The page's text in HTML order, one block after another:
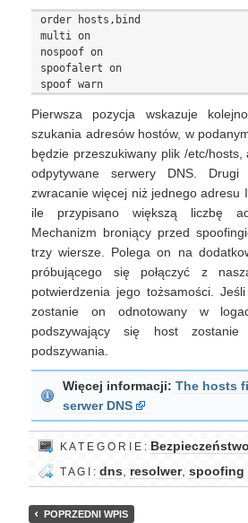
order hosts,bind
multi on
nospoof on
spoofalert on
Pierwsza pozycja wskazuje
szukania adresów hostów, w
będzie przeszukiwany plik /etc/
odpytywane serwery DNS.
zwracanie więcej niż jednego adresu
ile przypisano większą liczbę
Mechanizm broniący przed
trzy wiersze. Polega on na
próbującego się połączyć z
potwierdzenia jego tożsamości.
zostanie on odnotowany w
podszywający się host zostanie
podszywania.
Więcej informacji: The hosts
serwer DNS
K A T E G O R I E : Bezpieczeństwo
T A G I : dns resolwer, spoofing
POPRZEDNI WPIS